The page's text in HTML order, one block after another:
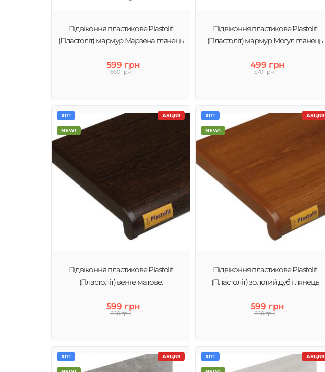
Підвіконня пластикове Plastolit
(Пластоліт) мармур Марзена глянець
599 грн
660 грн
Підвіконня пластикове Plastolit
(Пластоліт) мармур Могул глянець
499 грн
570 грн
АКЦІЯ!
ХІТ!
NEW!
Підвіконня пластикове Plastolit
(Пластоліт) венге матове.
599 грн
660 грн
АКЦІЯ!
ХІТ!
NEW!
Підвіконня пластикове Plastolit
(Пластоліт) золотий дуб глянець
599 грн
660 грн
АКЦІЯ!
ХІТ! АКЦІЯ!
ХІТ!